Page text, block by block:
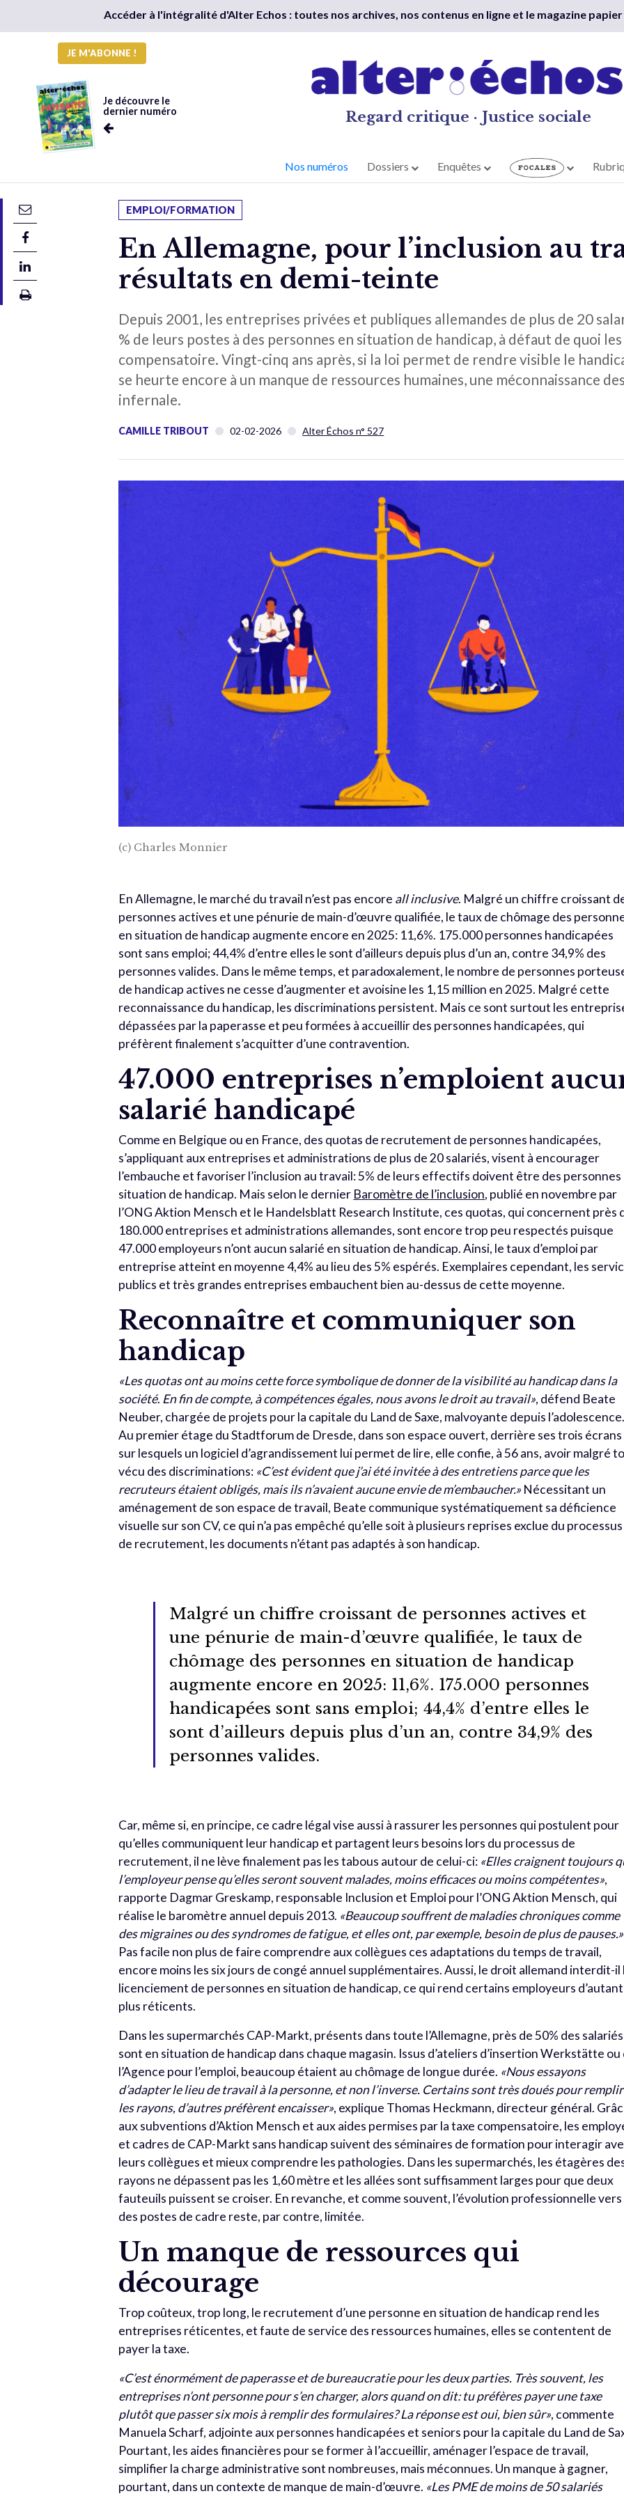
Accéder à l'intégralité d'Alter Echos : toutes nos archives, nos contenus en ligne et le magazine
JE M'ABONNE !
Je découvre le
dernier numéro
Regard critique · Justice sociale
Nos numéros Dossiers Enquêtes
EMPLOI/FORMATION
En Allemagne, pour l’inclusion au
résultats en demi-teinte
Depuis 2001, les entreprises privées et publiques allemandes de plus de 20
% de leurs postes à des personnes en situation de handicap, à défaut de quoi
compensatoire. Vingt-cinq ans après, si la loi permet de rendre visible le
se heurte encore à un manque de ressources humaines, une méconnaissance
infernale.
CAMILLE TRIBOUT 02-02-2026 Alter Échos n° 527
(c) Charles Monnier
En Allemagne, le marché du travail n’est pas encore all inclusive. Malgré un chiffre croissant
personnes actives et une pénurie de main-d’œuvre qualifiée, le taux de chômage des
en situation de handicap augmente encore en 2025: 11,6%. 175.000 personnes handicapées
sont sans emploi; 44,4% d’entre elles le sont d’ailleurs depuis plus d’un an, contre 34,9% des
personnes valides. Dans le même temps, et paradoxalement, le nombre de personnes
de handicap actives ne cesse d’augmenter et avoisine les 1,15 million en 2025. Malgré cette
reconnaissance du handicap, les discriminations persistent. Mais ce sont surtout les
dépassées par la paperasse et peu formées à accueillir des personnes handicapées, qui
préfèrent finalement s’acquitter d’une contravention.
47.000 entreprises n’emploient
salarié handicapé
Comme en Belgique ou en France, des quotas de recrutement de personnes handicapées,
s’appliquant aux entreprises et administrations de plus de 20 salariés, visent à encourager
l’embauche et favoriser l’inclusion au travail: 5% de leurs effectifs doivent être des personnes
situation de handicap. Mais selon le dernier Baromètre de l’inclusion, publié en novembre par
l’ONG Aktion Mensch et le Handelsblatt Research Institute, ces quotas, qui concernent près
180.000 entreprises et administrations allemandes, sont encore trop peu respectés puisque
47.000 employeurs n’ont aucun salarié en situation de handicap. Ainsi, le taux d’emploi par
entreprise atteint en moyenne 4,4% au lieu des 5% espérés. Exemplaires cependant, les
publics et très grandes entreprises embauchent bien au-dessus de cette moyenne.
Reconnaître et communiquer son
handicap
«Les quotas ont au moins cette force symbolique de donner de la visibilité au handicap dans la
société. En fin de compte, à compétences égales, nous avons le droit au travail», défend Beate
Neuber, chargée de projets pour la capitale du Land de Saxe, malvoyante depuis
Au premier étage du Stadtforum de Dresde, dans son espace ouvert, derrière ses trois écrans
sur lesquels un logiciel d’agrandissement lui permet de lire, elle confie, à 56 ans, avoir malgré
vécu des discriminations: «C’est évident que j’ai été invitée à des entretiens parce que les
recruteurs étaient obligés, mais ils n’avaient aucune envie de m’embaucher.» Nécessitant un
aménagement de son espace de travail, Beate communique systématiquement sa déficience
visuelle sur son CV, ce qui n’a pas empêché qu’elle soit à plusieurs reprises exclue du processus
de recrutement, les documents n’étant pas adaptés à son handicap.
Malgré un chiffre croissant de personnes actives et
une pénurie de main-d’œuvre qualifiée, le taux de
chômage des personnes en situation de handicap
augmente encore en 2025: 11,6%. 175.000 personnes
handicapées sont sans emploi; 44,4% d’entre elles le
sont d’ailleurs depuis plus d’un an, contre 34,9% des
personnes valides.
Car, même si, en principe, ce cadre légal vise aussi à rassurer les personnes qui postulent pour
qu’elles communiquent leur handicap et partagent leurs besoins lors du processus de
recrutement, il ne lève finalement pas les tabous autour de celui-ci: «Elles craignent toujours
l’employeur pense qu’elles seront souvent malades, moins efficaces ou moins compétentes»,
rapporte Dagmar Greskamp, responsable Inclusion et Emploi pour l’ONG Aktion Mensch, qui
réalise le baromètre annuel depuis 2013. «Beaucoup souffrent de maladies chroniques comme
des migraines ou des syndromes de fatigue, et elles ont, par exemple, besoin de plus de pauses.»
Pas facile non plus de faire comprendre aux collègues ces adaptations du temps de travail,
encore moins les six jours de congé annuel supplémentaires. Aussi, le droit allemand interdit-il
licenciement de personnes en situation de handicap, ce qui rend certains employeurs d’autant
plus réticents.
Dans les supermarchés CAP-Markt, présents dans toute l’Allemagne, près de 50% des salariés
sont en situation de handicap dans chaque magasin. Issus d’ateliers d’insertionWerkstätte ou
l’Agence pour l’emploi, beaucoup étaient au chômage de longue durée. «Nous essayons
d’adapter le lieu de travail à la personne, et non l’inverse. Certains sont très doués pour remplir
les rayons, d’autres préfèrent encaisser», explique Thomas Heckmann, directeur général.
aux subventions d’Aktion Mensch et aux aides permises par la taxe compensatoire, les
et cadres de CAP-Markt sans handicap suivent des séminaires de formation pour interagir
leurs collègues et mieux comprendre les pathologies. Dans les supermarchés, les étagères
rayons ne dépassent pas les 1,60 mètre et les allées sont suffisamment larges pour que deux
fauteuils puissent se croiser. En revanche, et comme souvent, l’évolution professionnelle vers
des postes de cadre reste, par contre, limitée.
Un manque de ressources qui
décourage
Trop coûteux, trop long, le recrutement d’une personne en situation de handicap rend les
entreprises réticentes, et faute de service des ressources humaines, elles se contentent de
payer la taxe.
«C’est énormément de paperasse et de bureaucratie pour les deux parties. Très souvent, les
entreprises n’ont personne pour s’en charger, alors quand on dit: tu préfères payer une taxe
plutôt que passer six mois à remplir des formulaires? La réponse est oui, bien sûr», commente
Manuela Scharf, adjointe aux personnes handicapées et seniors pour la capitale du Land de
Pourtant, les aides financières pour se former à l’accueillir, aménager l’espace de travail,
simplifier la charge administrative sont nombreuses, mais méconnues. Un manque à gagner,
pourtant, dans un contexte de manque de main-d’œuvre. «Les PME de moins de 50 salariés